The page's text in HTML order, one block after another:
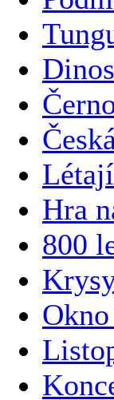
Hra
800